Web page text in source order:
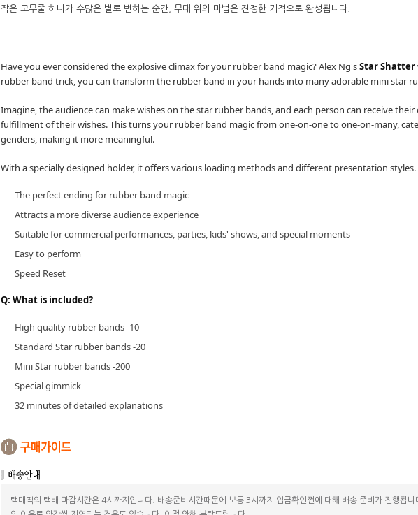
작은 고무줄 하나가 수많은 별로 변하는 순간, 무대 위의 마법은 진정한 기적으로 완성됩니다.
Have you ever considered the explosive climax for your rubber band magic? Alex Ng'sStar Shatter
rubber band trick, you can transform the rubber band in your hands into many adorable mini star
Imagine, the audience can make wishes on the star rubber bands, and each person can receive
fulfillment of their wishes. This turns your rubber band magic from one-on-one to one-on-many,
genders, making it more meaningful.
With a specially designed holder, it offers various loading methods and different presentation styles.
The perfect ending for rubber band magic
Attracts a more diverse audience experience
Suitable for commercial performances, parties, kids' shows, and special moments
Easy to perform
Speed Reset
Q: What is included?
High quality rubber bands -10
Standard Star rubber bands -20
Mini Star rubber bands -200
Special gimmick
32 minutes of detailed explanations
택매직의 택배 마감시간은 4시까지입니다. 배송준비시간때문에 보통 3시까지 입금확인껀에 대해 배송 준비가 진행됩